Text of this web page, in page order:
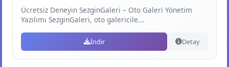
Ücretsiz Deneyin SezginGaleri – Oto Galeri Yönetim
Yazılımı SezginGaleri, oto galericile...
İndir Detay